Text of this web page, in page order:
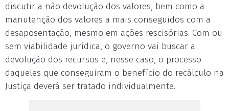
discutir a não devolução dos valores, bem como a
manutenção dos valores a mais conseguidos com a
desaposentação, mesmo em ações rescisórias. Com ou
sem viabilidade jurídica, o governo vai buscar a
devolução dos recursos e, nesse caso, o processo
daqueles que conseguiram o benefício do recálculo na
Justiça deverá ser tratado individualmente.